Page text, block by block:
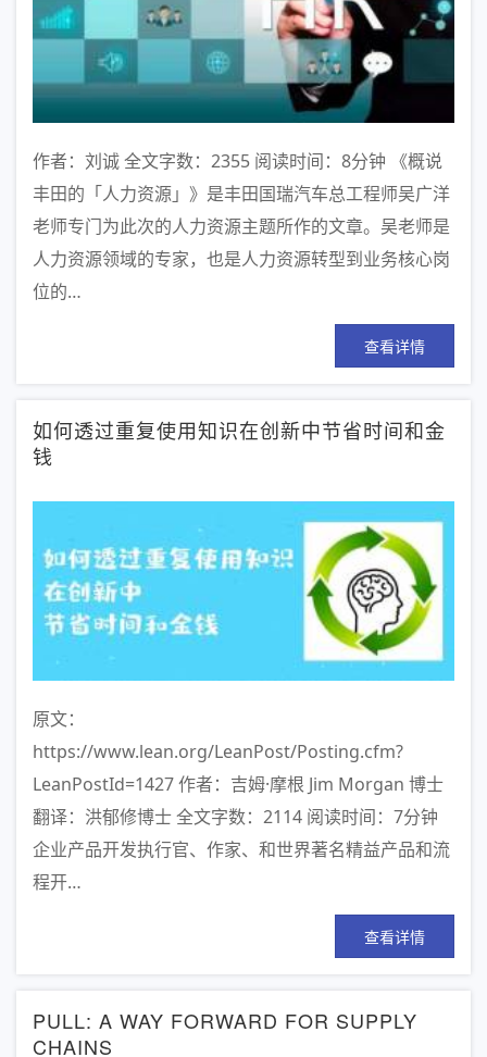
作者：刘诚 全文字数：2355 阅读时间：8分钟 《概说
丰田的「人力资源」》是丰田国瑞汽车总工程师吴广洋
老师专门为此次的人力资源主题所作的文章。吴老师是
人力资源领域的专家，也是人力资源转型到业务核心岗
位的…
查看详情
如何透过重复使用知识在创新中节省时间和金
钱
原文：
https://www.lean.org/LeanPost/Posting.cfm?
LeanPostId=1427 作者：吉姆·摩根 Jim Morgan 博士
翻译：洪郁修博士 全文字数：2114 阅读时间：7分钟
企业产品开发执行官、作家、和世界著名精益产品和流
程开…
查看详情
PULL: A WAY FORWARD FOR SUPPLY
CHAINS